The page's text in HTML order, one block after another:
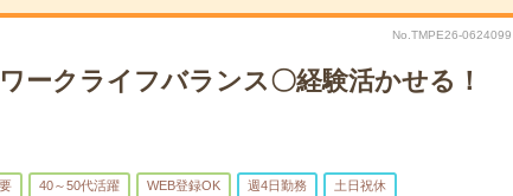
No.TMPE26-0624099
ークライフバランス〇経験活かせる！
40～50代活躍 WEB登録OK 週4日勤務 土日祝休